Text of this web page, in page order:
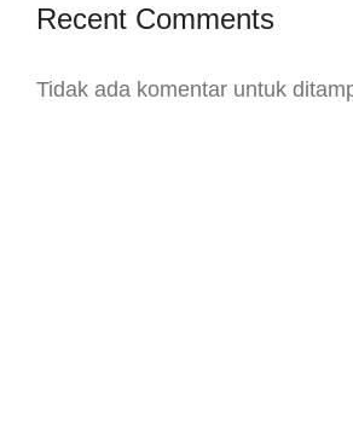
Recent Comments
Tidak ada komentar untuk